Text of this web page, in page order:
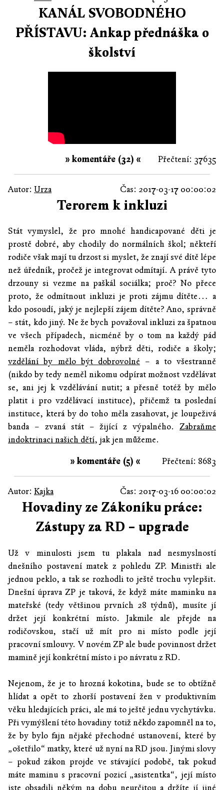
KANÁL SVOBODNÉHO
PŘÍSTAVU: Ankap přednáška o
školství
Přečtení: 37635
» komentáře (32) «
Autor: Urza Čas: 2017-03-17 00:00:02
Terorem k inkluzi
Stát vymyslel, že pro mnohé handicapované děti je
prostě dobré, aby chodily do normálních škol; někteří
rodiče však mají tu drzost si myslet, že znají své dítě lépe
než úředník, pročež je integrovat odmítají. A právě tyto
drzouny si vezme na paškál sociálka; proč? No přece
proto, že odmítnout inkluzi je proti zájmu dítěte… a
kdo posoudí, jaký je nejlepší zájem dítěte? Ano, správně
– stát, kdo jiný. Ne že bych považoval inkluzi za špatnou
ve všech případech, nicméně by o tom na každý pád
neměla rozhodovat vláda, nýbrž děti, rodiče a školy;
vzdělání by mělo být dobrovolné – a to všestranně
(nikdo by tedy neměl nikomu odpírat možnost vzdělávat
se, ani jej k vzdělávání nutit; a přesně totéž by mělo
platit i pro vzdělávací instituce), přičemž ta poslední
instituce, která by do toho měla zasahovat, je loupeživá
banda – zvaná stát – žijící z výpalného. Zabraňme
indoktrinaci našich dětí, jak jen můžeme.
Přečtení: 8683
» komentáře (5) «
Autor: Kajka Čas: 2017-03-16 00:00:02
Hovadiny ze Zákoníku práce:
Zástupy za RD – upgrade
Už v minulosti jsem tu plakala nad nesmyslností
dnešního postavení matek z pohledu ZP. Ministři ale
jednou peklo, a tak se rozhodli to ještě trochu vylepšit.
Dnešní úprava ZP je taková, že když máte maminku na
mateřské (tedy většinou prvních 28 týdnů), musíte jí
držet její konkrétní místo. Jakmile ale přejde na
rodičovskou, stačí už mít pro ni místo podle její
pracovní smlouvy. V novém ZP ale bude povinnost držet
mamině její konkrétní místo i po návratu z RD.
Nejenom, že je to hrozná kokotina, bude se to obtížně
hlídat a opět to zhorší postavení žen v produktivním
věku hledajících práci, ale má to ještě jednu vychytávku.
Při vymýšlení této hovadiny totiž někdo zapomněl na to,
že by bylo fajn nějaké přechodné ustanovení, které by
„ošetřilo“ matky, které už nyní na RD jsou. Jinými slovy
– pokud zákon projde ve stávající podobě, tak pokud
máte maminu s pracovní pozicí „asistentka“, její místo
jste obsadili někým na dobu neurčitou a držíte jí jiné